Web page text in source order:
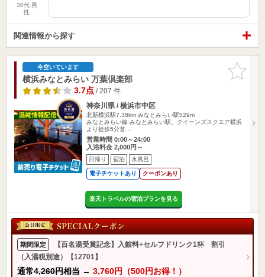
30代 男
性
関連情報から探す
お気に入
りに追加
今空いています
横浜みなとみらい 万葉倶楽部
3.7点/ 207 件
神奈川県 / 横浜市中区
北新横浜駅7.38km みなとみらい駅529m
みなとみらい線 みなとみらい駅、クイーンズスクエア横浜
より徒歩5分首…
営業時間 0:00～24:00
入浴料金 2,000円～
日帰り 宿泊 水風呂
電子チケットあり クーポンあり
楽天トラベルの宿泊プランを見る
期間限定
【百名湯受賞記念】入館料+セルフドリンク1杯 割引
（入湯税別途）【12701】
通常4,260円相当 → 3,760円（500円お得！）